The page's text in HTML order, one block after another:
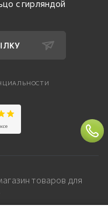
с гирляндой
товаров для